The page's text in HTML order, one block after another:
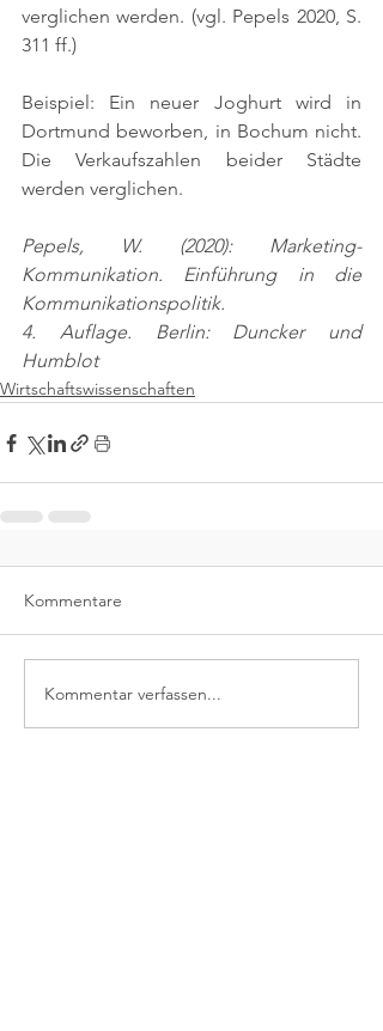
verglichen werden. (vgl. Pepels 2020, S.
311 ff.)
Beispiel: Ein neuer Joghurt wird in
Dortmund beworben, in Bochum nicht.
Die Verkaufszahlen beider Städte
werden verglichen.
Pepels, W. (2020): Marketing-
Kommunikation. Einführung in die
Kommunikationspolitik.
4. Auflage. Berlin: Duncker und
Humblot
Wirtschaftswissenschaften
Kommentare
Kommentar verfassen...